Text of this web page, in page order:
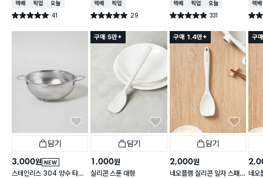
스를 정리하는 용도로 사용하는 것이 더 잘 맞는 것 같
습니다.
무엇보다 가격 대비 만족도가 정말 높았어요. 다이소 제
품이라 부담 없이 구매할 수 있는데 실용성은 기대 이상
이었습니다. 하나쯤 있으면 요리할 때 은근히 손이 자주
가는 아이템이라 주방 필수템이라고 해도 과언이 아니
네요. 가성비 좋은 실리콘 주걱을 찾고 계신다면 다이소
네오플램 실리콘 알뜰주걱을 한 번 사용해 보시는 걸 추
천드립니다. 저처럼 한 번 써보면 왜 많은 분들이 알뜰
주걱을 찾는지 바로 이해하게 될 만큼 만족스러운 제품
택배배송매장픽업오늘배송
별점 5.0점 41
건 작성
택배배송매장픽업
별점 5.0점 29
건 작성
택배배송매장픽업오늘배송
별점 4.9점 331
건 작성
택배
별점
담기
NEW
3,000원
스테인리스 304 양수 타공
구매 5만+
담기
1,000원
실리콘 스푼 대형
구매 1.4만+
담기
2,000원
네오플램 실리콘 일자 스패
구
네오